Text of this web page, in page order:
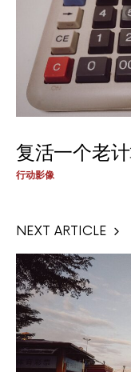
复活一个老
行动影像
NEXT ARTICLE